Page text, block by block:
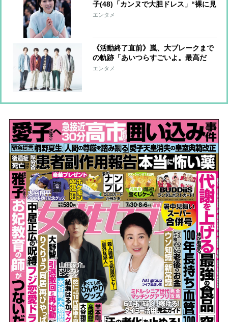
子(48)「カンヌで大胆ドレス」“裸に見
える規制”続くなか「圧巻の気品」
エンタメ
《活動終了直前》嵐、大ブレークまで
の軌跡「あいつらすごいよ。最高だ
よ」いかりや長介さんの大絶賛が転機
エンタメ